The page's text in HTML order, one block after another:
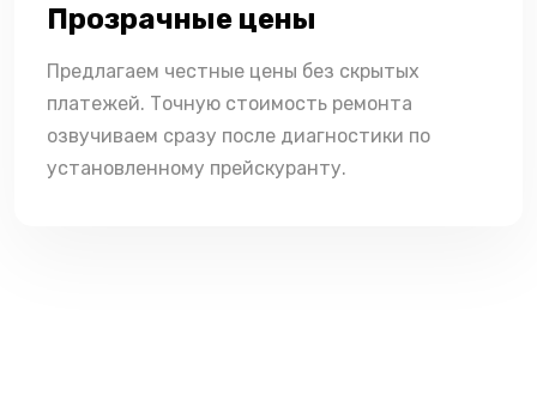
Прозрачные цены
Предлагаем честные цены без скрытых
платежей. Точную стоимость ремонта
озвучиваем сразу после диагностики по
установленному прейскуранту.